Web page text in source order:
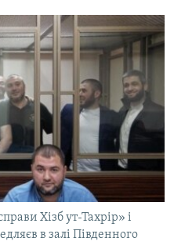
Хізб ут-Тахрір» і
в залі Південного